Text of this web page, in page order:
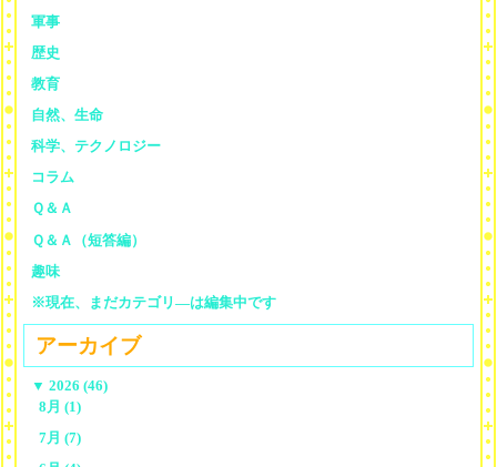
軍事
歴史
教育
自然、生命
科学、テクノロジー
コラム
Ｑ＆Ａ
Ｑ＆Ａ（短答編）
趣味
※現在、まだカテゴリ—は編集中です
アーカイブ
▼ 2026 (46)
8月 (1)
7月 (7)